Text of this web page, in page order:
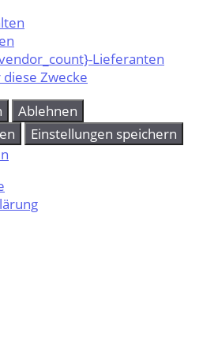
Lieferanten
Zwecke
Ablehnen
Einstellungen speichern